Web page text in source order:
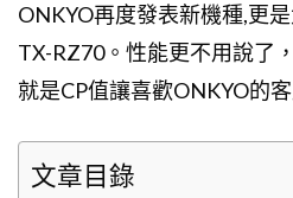
ONKYO再度發表新機種,更
TX-RZ70。性能更不用說了
就是CP值讓喜歡ONKYO的
文章目錄